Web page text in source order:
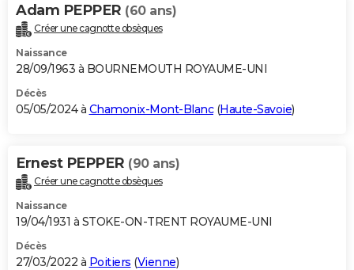
Carte de Noël
Carte Bonne année
Carte Saint-Valentin
Carte Pâques
Carte d'anniversaire
DICTIONNAIRE
Dictionnaire
Biographies
Citations
Expressions
Proverbes
PROGRAMME TV
S'inscrire
Se connecter
Lycées
Collèges
Primaires
Universités
Entreprises
Service militaire
Avis de recherche
AVIS DE DÉCÈS
Bricolage
Lifestyle
Culture
Sport
Auto
Television
Voyage
Cinema
Adam PEPPER (60 ans)
Créer une cagnotte obsèques
Naissance
28/09/1963 à BOURNEMOUTH ROYAUME-UNI
Décès
05/05/2024 à Chamonix-Mont-Blanc(Haute-Savoie)
Ernest PEPPER (90 ans)
Créer une cagnotte obsèques
Naissance
19/04/1931 à STOKE-ON-TRENT ROYAUME-UNI
Décès
27/03/2022 à Poitiers (Vienne)